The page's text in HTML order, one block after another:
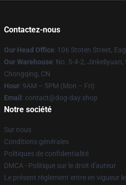
Contactez-nous
Our Head Office: 106 Stoten Street,
Our Warehouse: No. 5-4-2, Jinkeliyuan,
Chongqing, CN
Hour: 9AM – 5PM (Mon – Fri)
Email : contact@dog-day.shop
Notre société
Sur nous
Conditions générales
Politiques de confidentialité
DMCA - Politique sur le droit d'auteur
Le présent règlement entre en vigueur